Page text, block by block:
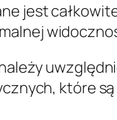
jest
które